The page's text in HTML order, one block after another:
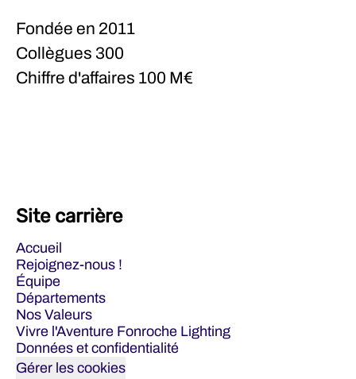
Fondée en 2011
Collègues 300
Chiffre d'affaires 100 M€
Site carrière
Accueil
Rejoignez-nous !
Équipe
Départements
Nos Valeurs
Vivre l'Aventure Fonroche Lighting
Données et confidentialité
Gérer les cookies